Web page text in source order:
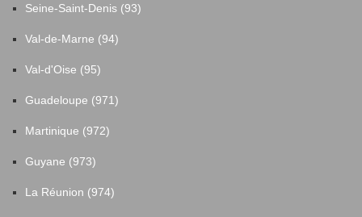
Seine-Saint-Denis (93)
Val-de-Marne (94)
Val-d'Oise (95)
Guadeloupe (971)
Martinique (972)
Guyane (973)
La Réunion (974)